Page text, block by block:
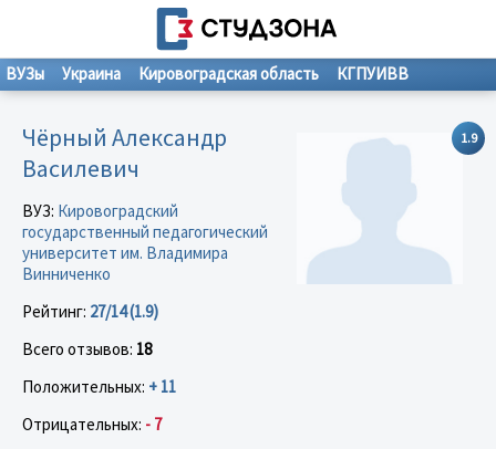
ВУЗы Украина Кировоградская область КГПУИВВ
1.9
Чёрный Александр
Василевич
ВУЗ: Кировоградский
государственный педагогический
университет им. Владимира
Винниченко
Рейтинг: 27/14 (1.9)
Всего отзывов: 18
Положительных: + 11
Отрицательных: - 7